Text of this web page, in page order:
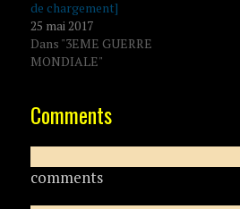
de chargement]
25 mai 2017
Dans "3EME GUERRE
MONDIALE"
Comments
comments